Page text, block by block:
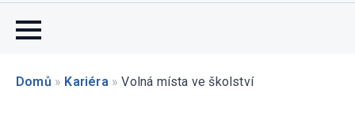
Domů » Kariéra » Volná místa ve školství